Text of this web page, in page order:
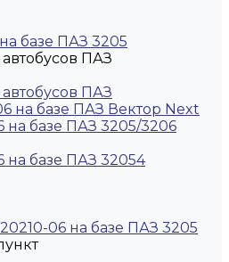
базе ПАЗ 3205
ПАЗ
ПАЗ
на базе ПАЗ Вектор Next
на базе ПАЗ 3205/3206
на базе ПАЗ 32054
06 на базе ПАЗ 3205